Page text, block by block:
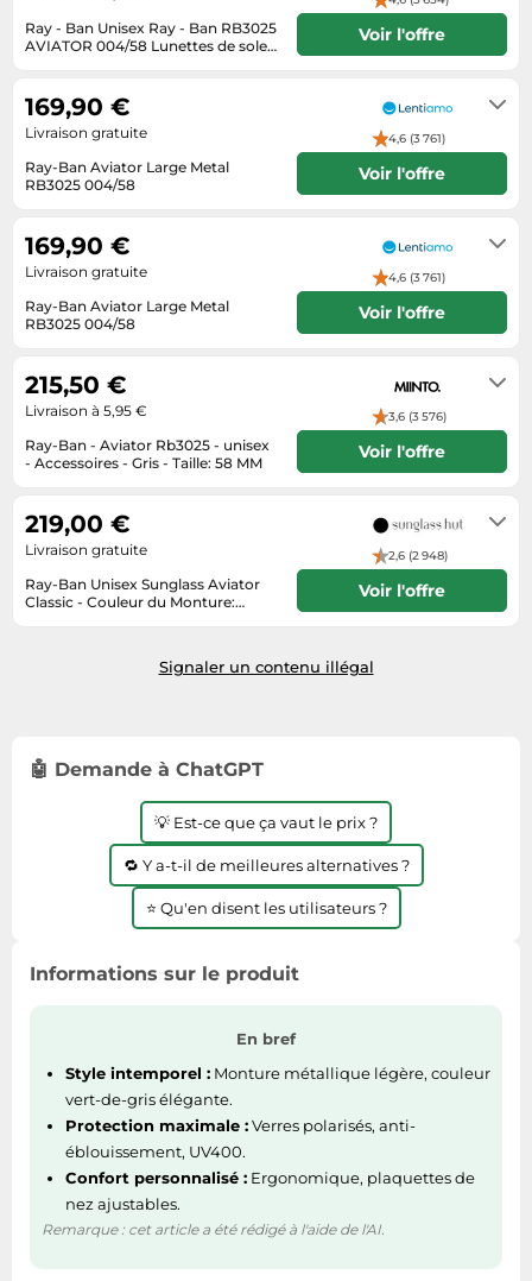
Taille-haies
Textiles de maison
Tondeuses
Tronçonneuses
Éclairage
Informatique
Jeux électroniques
Machines à coudre
Médias
Ordinateurs portables
Photo
Plaques de cuisson
Reflex numériques
Robots de cuisine
Réfrigérateurs
Sèche-linge
Tablettes tactiles
Tondeuses cheveux & barbe
Vélos biking
Équipement outdoor
Ray - Ban Unisex Ray - Ban RB3025
AVIATOR 004/58 Lunettes de soleil
Voir l'offre
Ray-Ban Aviator Large Metal
RB3025 004/58
4,6 (3 761)
169,90 €
Livraison gratuite
Voir l'offre
Ray-Ban Aviator Large Metal
RB3025 004/58
4,6 (3 761)
169,90 €
Livraison gratuite
Voir l'offre
Ray-Ban - Aviator Rb3025 - unisex
- Accessoires - Gris - Taille: 58 MM
3,6 (3 576)
215,50 €
Livraison à 5,95 €
Voir l'offre
Ray-Ban Unisex Sunglass Aviator
Classic - Couleur du Monture:
2,6 (2 948)
219,00 €
Livraison gratuite
Voir l'offre
Signaler un contenu illégal
🤖 Demande à ChatGPT
💡 Est-ce que ça vaut le prix ?
🔁 Y a-t-il de meilleures alternatives ?
⭐ Qu'en disent les utilisateurs ?
Informations sur le produit
En bref
Style intemporel : Monture métallique légère, couleur
vert-de-gris élégante.
Protection maximale :Verres polarisés, anti-
éblouissement, UV400.
Confort personnalisé : Ergonomique, plaquettes de
nez ajustables.
Remarque : cet article a été rédigé à l'aide de l'AI.